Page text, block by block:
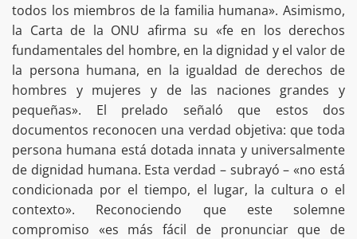
todos los miembros de la familia humana». Asimismo,
la Carta de la ONU afirma su «fe en los derechos
fundamentales del hombre, en la dignidad y el valor de
la persona humana, en la igualdad de derechos de
hombres y mujeres y de las naciones grandes y
pequeñas». El prelado señaló que estos dos
documentos reconocen una verdad objetiva: que toda
persona humana está dotada innata y universalmente
de dignidad humana. Esta verdad – subrayó – «no está
condicionada por el tiempo, el lugar, la cultura o el
contexto». Reconociendo que este solemne
compromiso «es más fácil de pronunciar que de